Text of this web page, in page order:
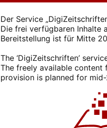
Der Service
Die frei verfügbaren Inhalte
Bereitstellung ist für Mitte
The ‘DigiZeitschriften’
The freely available content
provision is planned for